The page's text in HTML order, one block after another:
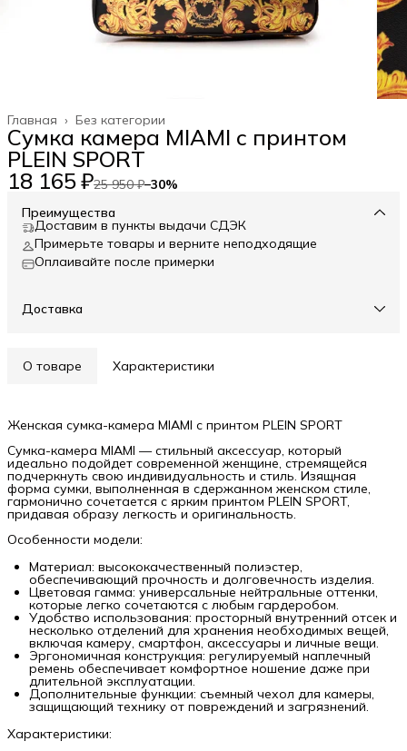
Без категории
Главная ›
Сумка камера MIAMI с принтом
PLEIN SPORT
18 165 ₽25 950 ₽−30%
Преимущества
Доставим в пункты выдачи СДЭК
Примерьте товары и верните неподходящие
Оплаивайте после примерки
Доставка
О товаре Характеристики
Женская сумка-камера MIAMI с принтом PLEIN SPORT
Сумка-камера MIAMI — стильный аксессуар, который
идеально подойдет современной женщине, стремящейся
подчеркнуть свою индивидуальность и стиль. Изящная
форма сумки, выполненная в сдержанном женском стиле,
гармонично сочетается с ярким принтом PLEIN SPORT,
придавая образу легкость и оригинальность.
Особенности модели:
Материал: высококачественный полиэстер,
обеспечивающий прочность и долговечность изделия.
Цветовая гамма: универсальные нейтральные оттенки,
которые легко сочетаются с любым гардеробом.
Удобство использования: просторный внутренний отсек и
несколько отделений для хранения необходимых вещей,
включая камеру, смартфон, аксессуары и личные вещи.
Эргономичная конструкция: регулируемый наплечный
ремень обеспечивает комфортное ношение даже при
длительной эксплуатации.
Дополнительные функции: съемный чехол для камеры,
защищающий технику от повреждений и загрязнений.
Характеристики: